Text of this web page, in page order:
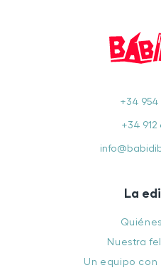
+34 954
+34 912
La
Nuestra
Un equipo